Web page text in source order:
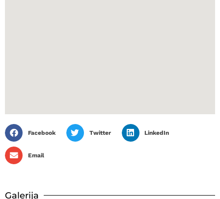
Facebook Twitter LinkedIn
Email
Galerija